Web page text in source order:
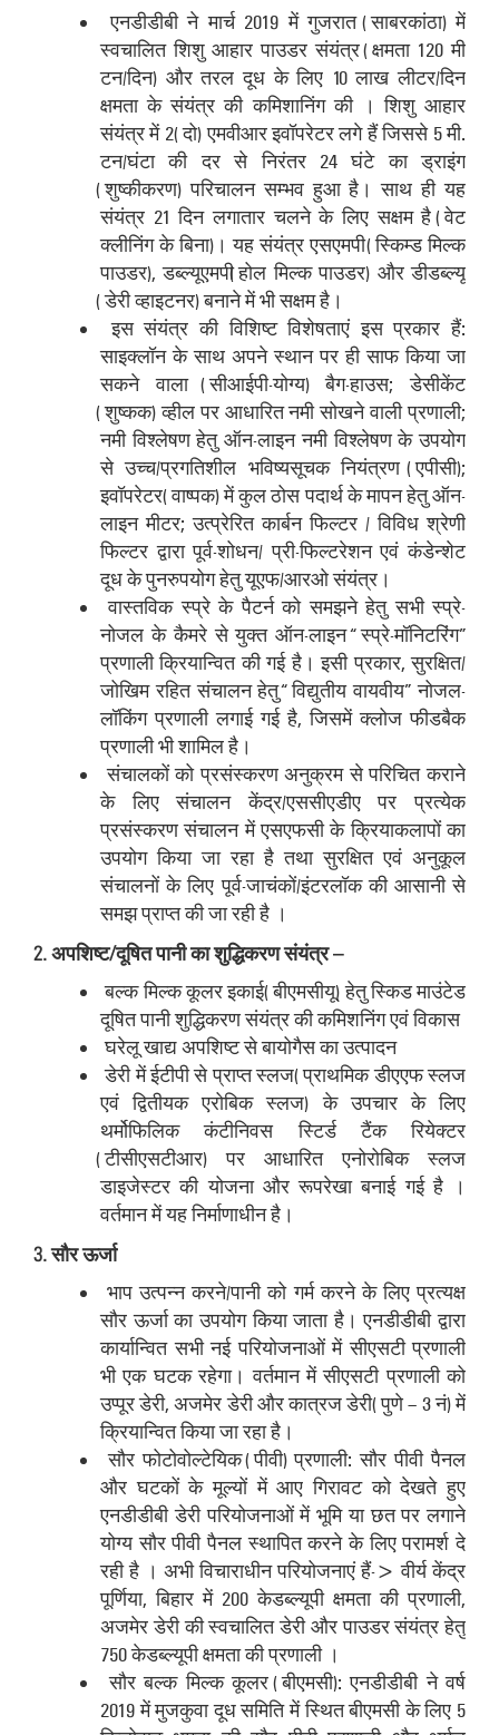
एनडीडीबी ने मार्च 2019 में गुजरात (साबरकांठा) में
स्वचालित शिशु आहार पाउडर संयंत्र (क्षमता 120 मी
टन/दिन) और तरल दूध के लिए 10 लाख लीटर/दिन
क्षमता के संयंत्र की कमिशानिंग की । शिशु आहार
संयंत्र में 2 (दो) एमवीआर इवॉपरेटर लगे हैं जिससे 5 मी.
टन/घंटा की दर से निरंतर 24 घंटे का ड्राइंग
(शुष्कीकरण) परिचालन सम्भव हुआ है। साथ ही यह
संयंत्र 21 दिन लगातार चलने के लिए सक्षम है (वेट
क्लीनिंग के बिना)। यह संयंत्र एसएमपी (स्किम्ड मिल्क
पाउडर), डब्ल्यूएमपी(होल मिल्क पाउडर) और डीडब्ल्यू
(डेरी व्हाइटनर) बनाने में भी सक्षम है।
इस संयंत्र की विशिष्‍ट विशेषताएं इस प्रकार हैं:
साइक्लॉन के साथ अपने स्थान पर ही साफ किया जा
सकने वाला (सीआईपी-योग्य) बैग-हाउस; डेसीकेंट
(शुष्कक) व्हील पर आधारित नमी सोखने वाली प्रणाली;
नमी विश्लेषण हेतु ऑन-लाइन नमी विश्लेषण के उपयोग
से उच्च/प्रगतिशील भविष्यसूचक नियंत्रण (एपीसी);
इवॉपरेटर (वाष्पक) में कुल ठोस पदार्थ के मापन हेतु ऑन-
लाइन मीटर; उत्प्रेरित कार्बन फिल्टर / विविध श्रेणी
फिल्टर द्वारा पूर्व-शोधन/ प्री-फिल्टरेशन एवं कंडेन्शेट
दूध के पुनरुपयोग हेतु यूएफ/आरओ संयंत्र।
वास्तविक स्प्रे के पैटर्न को समझने हेतु सभी स्प्रे-
नोजल के कैमरे से युक्त ऑन-लाइन “स्प्रे-मॉनिटरिंग”
प्रणाली क्रियान्वित की गई है। इसी प्रकार, सुरक्षित/
जोखिम रहित संचालन हेतु “विद्युतीय वायवीय” नोजल-
लॉकिंग प्रणाली लगाई गई है, जिसमें क्‍लोज फीडबैक
प्रणाली भी शामिल है।
संचालकों को प्रसंस्‍करण अनुक्रम से परिचित कराने
के लिए संचालन केंद्र/एससीएडीए पर प्रत्‍येक
प्रसंस्‍करण संचालन में एसएफसी के क्रियाकलापों का
उपयोग किया जा रहा है तथा सुरक्षित एवं अनुकूल
संचालनों के लिए पूर्व-जाचंकों/इंटरलॉक की आसानी से
समझ प्राप्त की जा रही है ।
2. अपशिष्ट/दूषित पानी का शुद्धिकरण संयंत्र –
बल्क मिल्क कूलर इकाई (बीएमसीयू) हेतु स्किड माउंटेड
दूषित पानी शुद्धिकरण संयंत्र की कमिशनिंग एवं विकास
घरेलू खाद्य अपशिष्ट से बायोगैस का उत्पादन
डेरी में ईटीपी से प्राप्त स्लज (प्राथमिक डीएएफ स्लज
एवं द्वितीयक एरोबिक स्लज) के उपचार के लिए
थर्मोफिलिक कंटीनिवस स्टिर्ड टैंक रियेक्टर
(टीसीएसटीआर) पर आधारित एनोरोबिक स्लज
डाइजेस्टर की योजना और रूपरेखा बनाई गई है ।
वर्तमान में यह निर्माणाधीन है।
3. सौर ऊर्जा
भाप उत्पन्न करने/पानी को गर्म करने के लिए प्रत्‍यक्ष
सौर ऊर्जा का उपयोग किया जाता है। एनडीडीबी द्वारा
कार्यान्वित सभी नई परियोजनाओं में सीएसटी प्रणाली
भी एक घटक रहेगा। वर्तमान में सीएसटी प्रणाली को
उप्‍पूर डेरी, अजमेर डेरी और कात्रज डेरी (पुणे – 3 नं) में
क्रियान्वित किया जा रहा है।
सौर फोटोवोल्टेयिक (पीवी) प्रणाली: सौर पीवी पैनल
और घटकों के मूल्‍यों में आए गिरावट को देखते हुए
एनडीडीबी डेरी परियोजनाओं में भूमि या छत पर लगाने
योग्य सौर पीवी पैनल स्थापित करने के लिए परामर्श दे
रही है । अभी विचाराधीन परियोजनाएं हैं-> वीर्य केंद्र
पूर्णिया, बिहार में 200 केडब्ल्यूपी क्षमता की प्रणाली,
अजमेर डेरी की स्वचालित डेरी और पाउडर संयंत्र हेतु
750 केडब्ल्यूपी क्षमता की प्रणाली ।
सौर बल्क मिल्क कूलर (बीएमसी): एनडीडीबी ने वर्ष
2019 में मुजकुवा दूध समिति में स्थित बीएमसी के लिए 5